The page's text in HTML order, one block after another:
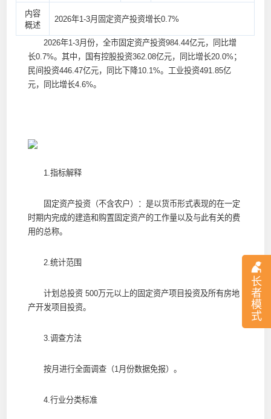
长
者
模
式
内容
概述
2026年1-3月固定资产投资增长0.7%
2026年1-3月份，全市固定资产投资984.44亿元，同比增
长0.7%。其中，国有控股投资362.08亿元，同比增长20.0%；
民间投资446.47亿元，同比下降10.1%。工业投资491.85亿
元，同比增长4.6%。
1.指标解释
固定资产投资（不含农户）：是以货币形式表现的在一定
时期内完成的建造和购置固定资产的工作量以及与此有关的费
用的总称。
2.统计范围
计划总投资 500万元以上的固定资产项目投资及所有房地
产开发项目投资。
3.调查方法
按月进行全面调查（1月份数据免报）。
4.行业分类标准